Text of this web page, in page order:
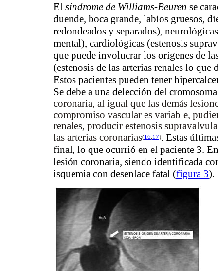
El síndrome de Williams-Beuren se
duende, boca grande, labios gruesos,
redondeados y separados),
mental), cardiológicas (estenosis
que puede involucrar los orígenes de
(estenosis de las arterias renales lo
Estos pacientes pueden tener
Se debe a una delección del
coronaria, al igual que las demás
compromiso vascular es variable,
renales, producir estenosis
las arterias coronarias(16,17). Estas
final, lo que ocurrió en el paciente 3.
lesión coronaria, siendo identificada
isquemia con desenlace fatal (figura 3).